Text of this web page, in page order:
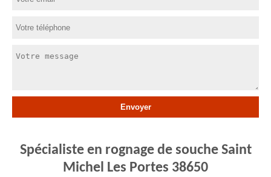
Spécialiste en rognage de souche Saint
Michel Les Portes 38650